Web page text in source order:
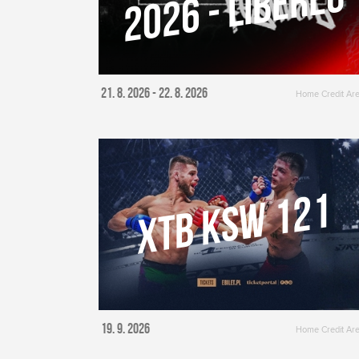
Více o akci
21. 8. 2026 - 22. 8. 2026 Home Credit
XTB KSW 121
Více o akci
19. 9. 2026 Home Credit